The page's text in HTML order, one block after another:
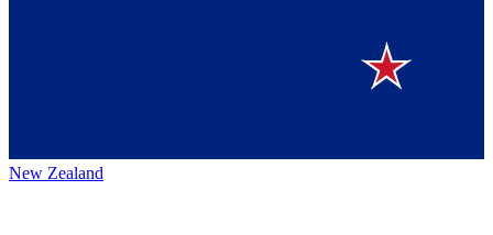
New Zealand